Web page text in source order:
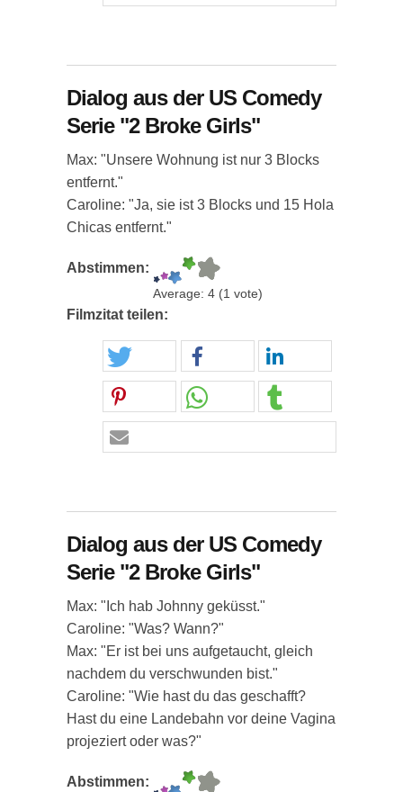
Dialog aus der US Comedy
Serie "2 Broke Girls"
Max: "Unsere Wohnung ist nur 3 Blocks
entfernt."
Caroline: "Ja, sie ist 3 Blocks und 15 Hola
Chicas entfernt."
Abstimmen:
Average: 4 (1 vote)
Filmzitat teilen:
Dialog aus der US Comedy
Serie "2 Broke Girls"
Max: "Ich hab Johnny geküsst."
Caroline: "Was? Wann?"
Max: "Er ist bei uns aufgetaucht, gleich
nachdem du verschwunden bist."
Caroline: "Wie hast du das geschafft?
Hast du eine Landebahn vor deine Vagina
projeziert oder was?"
Abstimmen: